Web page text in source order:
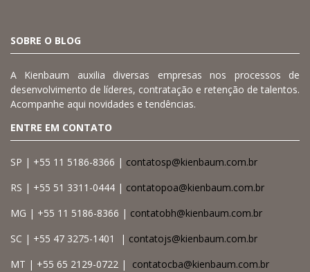
SOBRE O BLOG
A Kienbaum auxilia diversas empresas nos processos de
desenvolvimento de líderes, contratação e retenção de talentos.
Acompanhe aqui novidades e tendências.
ENTRE EM CONTATO
SP | +55 11 5186-8366 | contatosp@kienbaum.com.br
RS | +55 51 3311-0444 | contatopoa@kienbaum.com.br
MG | +55 11 5186-8366 | contatobh@kienbaum.com.br
SC | +55 47 3275-1401 | contatojs@kienbaum.com.br
MT | +55 65 2129-0722 | contatocba@kienbaum.com.br